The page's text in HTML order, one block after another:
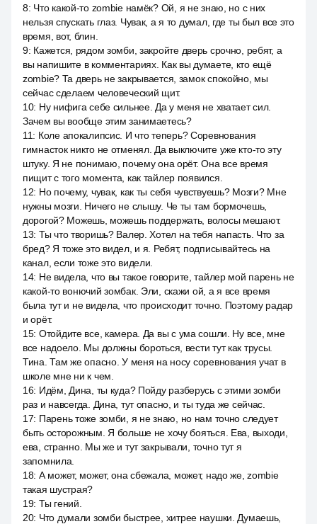
8: Что какой-то zombie намёк? Ой, я не знаю, но с них
нельзя спускать глаз. Чувак, а я то думал, где ты был все это
время, вот, блин.
9: Кажется, рядом зомби, закройте дверь срочно, ребят, а
вы напишите в комментариях. Как вы думаете, кто ещё
zombie? Та дверь не закрывается, замок спокойно, мы
сейчас сделаем человеческий щит.
10: Ну нифига себе сильнее. Да у меня не хватает сил.
Зачем вы вообще этим занимаетесь?
11: Коле апокалипсис. И что теперь? Соревнования
гимнасток никто не отменял. Да выключите уже кто-то эту
штуку. Я не понимаю, почему она орёт. Она все время
пищит с того момента, как тайлер появился.
12: Но почему, чувак, как ты себя чувствуешь? Мозги? Мне
нужны мозги. Ничего не слышу. Че ты там бормочешь,
дорогой? Можешь, можешь поддержать, волосы мешают.
13: Ты что творишь? Валер. Хотел на тебя напасть. Что за
бред? Я тоже это видел, и я. Ребят, подписывайтесь на
канал, если тоже это видели.
14: Не видела, что вы такое говорите, тайлер мой парень не
какой-то вонючий зомбак. Эли, скажи ой, а я все время
была тут и не видела, что происходит точно. Поэтому радар
и орёт.
15: Отойдите все, камера. Да вы с ума сошли. Ну все, мне
все надоело. Мы должны бороться, вести тут как трусы.
Тина. Там же опасно. У меня на носу соревнования учат в
школе мне ни к чем.
16: Идём, Дина, ты куда? Пойду разберусь с этими зомби
раз и навсегда. Дина, тут опасно, и ты туда же сейчас.
17: Парень тоже зомби, я не знаю, но нам точно следует
быть осторожным. Я больше не хочу бояться. Ева, выходи,
ева, странно. Мы же и тут закрывали, точно тут я
запомнила.
18: А может, может, она сбежала, может, надо же, zombie
такая шустрая?
19: Ты гений.
20: Что думали зомби быстрее, хитрее наушки. Думаешь,